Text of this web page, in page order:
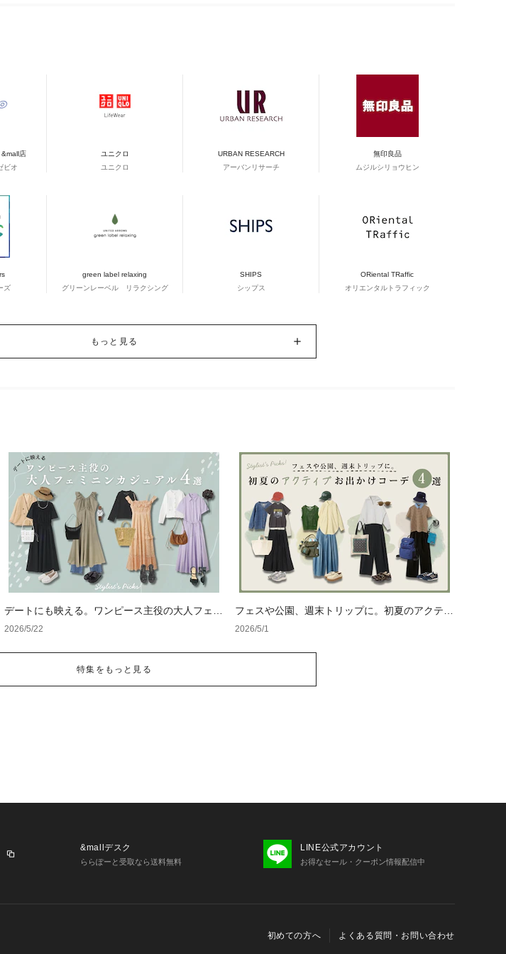
店
ビオ
ユニクロ
ユニクロ
URBAN RESEARCH
アーバンリサーチ
無印良品
ムジルシリョウヒン
ズ
green label relaxing
グリーンレーベル リラクシング
SHIPS
シップス
ORiental TRaffic
オリエンタルトラフィック
もっと見る
デートにも映える。ワンピース主役の大人フェミ
ニンカジュアル4選
2026/5/22
フェスや公園、週末トリップに。初夏のアクティ
ブおでかけコーデ4選
2026/5/1
特集をもっと見る
&mallデスク
ららぽーと受取なら送料無料
LINE公式アカウント
お得なセール・クーポン情報配信中
初めての方へ よくある質問・お問い合わせ